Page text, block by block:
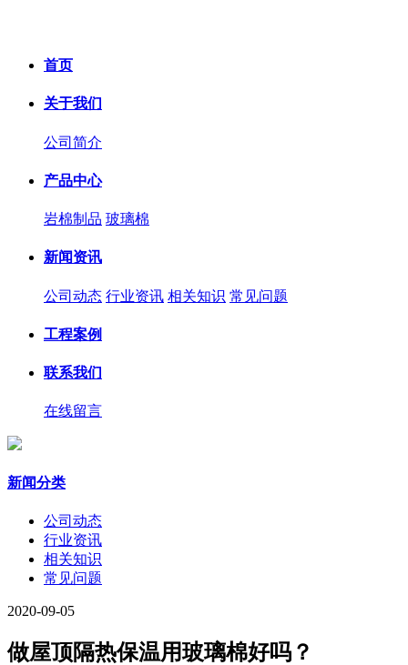
首页
关于我们
公司简介
产品中心
岩棉制品 玻璃棉
新闻资讯
公司动态 行业资讯 相关知识 常见问题
工程案例
联系我们
在线留言
新闻分类
公司动态
行业资讯
相关知识
常见问题
2020-09-05
做屋顶隔热保温用玻璃棉好吗？